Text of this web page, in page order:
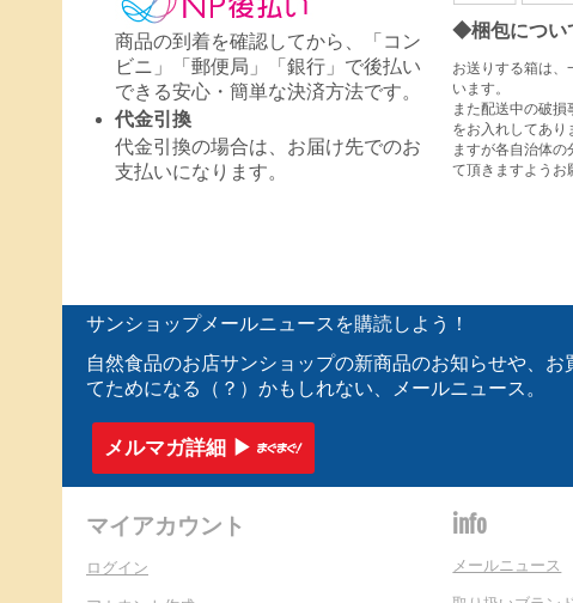
商品の到着を確認してから、「コン
ビニ」「郵便局」「銀行」で後払い
できる安心・簡単な決済方法です。
代金引換
代金引換の場合は、お届け先でのお
支払いになります。
◆梱包につい
お送りする箱は、
います。
また配送中の破
をお入れしてあり
ますが各自治体の
て頂きますようお
サンショップメールニュースを購読しよう！
自然食品のお店サンショップの新商品のお知らせや、お
てためになる（？）かもしれない、メールニュース。
メルマガ詳細 ▶︎
マイアカウント
ログイン
info
メールニュース